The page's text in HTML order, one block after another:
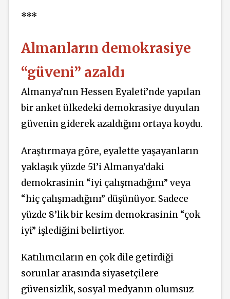
***
Almanların demokrasiye
“güveni” azaldı
Almanya’nın Hessen Eyaleti’nde yapılan
bir anket ülkedeki demokrasiye duyulan
güvenin giderek azaldığını ortaya koydu.
Araştırmaya göre, eyalette yaşayanların
yaklaşık yüzde 51’i Almanya’daki
demokrasinin “iyi çalışmadığını” veya
“hiç çalışmadığını” düşünüyor. Sadece
yüzde 8’lik bir kesim demokrasinin “çok
iyi” işlediğini belirtiyor.
Katılımcıların en çok dile getirdiği
sorunlar arasında siyasetçilere
güvensizlik, sosyal medyanın olumsuz